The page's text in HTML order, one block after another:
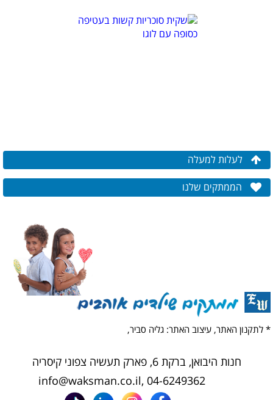
לעלות למעלה
הממתקים שלנו
* לתקנון האתר,עיצוב האתר: גליה סביר,
חנות היבואן, ברקת 6, פארק תעשיה צפוני קיסריה
info@waksman.co.il, 04-6249362